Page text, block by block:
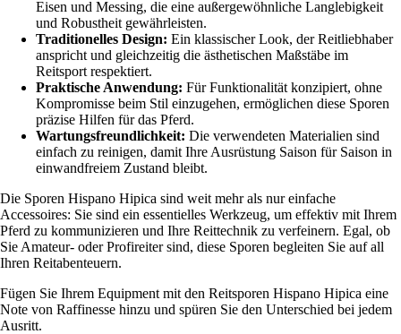
Eisen und Messing, die eine außergewöhnliche Langlebigkeit
und Robustheit gewährleisten.
Traditionelles Design: Ein klassischer Look, der Reitliebhaber
anspricht und gleichzeitig die ästhetischen Maßstäbe im
Reitsport respektiert.
Praktische Anwendung: Für Funktionalität konzipiert, ohne
Kompromisse beim Stil einzugehen, ermöglichen diese Sporen
präzise Hilfen für das Pferd.
Wartungsfreundlichkeit: Die verwendeten Materialien sind
einfach zu reinigen, damit Ihre Ausrüstung Saison für Saison in
einwandfreiem Zustand bleibt.
Die Sporen Hispano Hipica sind weit mehr als nur einfache
Accessoires: Sie sind ein essentielles Werkzeug, um effektiv mit Ihrem
Pferd zu kommunizieren und Ihre Reittechnik zu verfeinern. Egal, ob
Sie Amateur- oder Profireiter sind, diese Sporen begleiten Sie auf all
Ihren Reitabenteuern.
Fügen Sie Ihrem Equipment mit den Reitsporen Hispano Hipica eine
Note von Raffinesse hinzu und spüren Sie den Unterschied bei jedem
Ausritt.